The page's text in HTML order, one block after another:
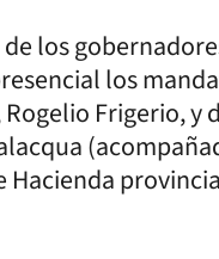
los
los
Frigerio, y
Hacienda